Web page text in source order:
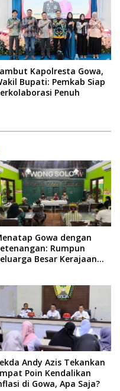
Kapolresta Gowa,
Bupati: Pemkab Siap
Penuh
Gowa dengan
Rumpun
Besar Kerajaan
Musyawarah,
Ingatkan Soal Adat dan
Andy Azis Tekankan
Poin Kendalikan
di Gowa, Apa Saja?